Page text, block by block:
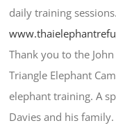
daily training
Thank you to the
Triangle Elephant
elephant training. A
Davies and his